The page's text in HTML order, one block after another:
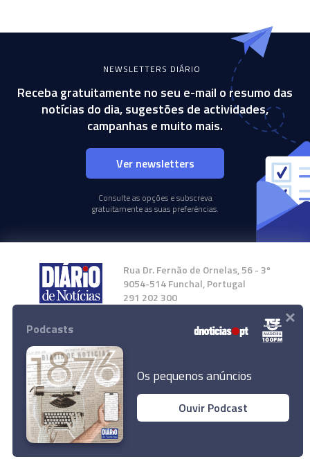
NEWSLETTERS DIÁRIO
Receba gratuitamente no seu e-mail o resumo das
notícias do dia, sugestões de actividades,
campanhas e muito mais.
Ver newsletters
Consulte as opções e subscreva
gratuitamente as suas preferências.
Rua Dr. Fernão de Ornelas, 56 - 3º
9054-514 Funchal, Portugal
291 202 300
Instale a nossa App
© 2024 Empresa Diário de Notícias, Lda.
Todos os direitos reservados.
Podcasts
Os pequenos anúncios
Ouvir Podcast
×